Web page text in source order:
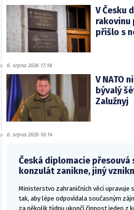
V Česku
rakovinu
přišlo s
6. srpna 2026 17:18
V NATO
bývalý
Zalužnyj
6. srpna 2026 16:14
Česká diplomacie přesouvá
konzulát zanikne, jiný
Ministerstvo zahraničních věcí upravuje
tak, aby lépe odpovídala současným
za několik týdnu ukončí činnost jeden z